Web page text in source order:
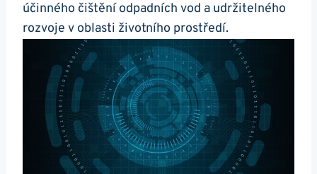
účinného čištění odpadních vod a udržitelného
rozvoje v oblasti životního prostředí.